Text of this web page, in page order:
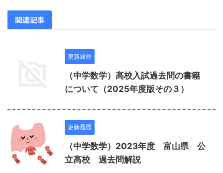
関連記事
更新履歴
（中学数学）高校入試過去問の書籍
について（2025年度版その３）
更新履歴
（中学数学）2023年度 富山県 公
立高校 過去問解説